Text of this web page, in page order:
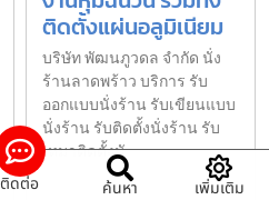
ติดตั้งแผ่นอลูมิเนียม
บริษัท พัฒนภูวดล จำกัด นั่ง
ร้านลาดพร้าว บริการ รับ
ออกแบบนั่งร้าน รับเขียนแบบ
นั่งร้าน รับติดตั้งนั่งร้าน รับ
เหมาติดตั้งนั
ติดต่อ ค้นหา เพิ่มเติม